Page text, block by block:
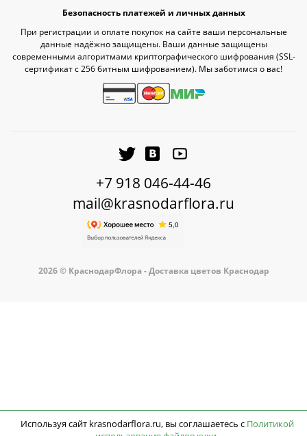
Используя сайт krasnodarflora.ru, вы соглашаетесь с Политикой
Безопасность платежей и личных данных
При регистрации и оплате покупок на сайте ваши персональные
данные надёжно защищены. Ваши данные защищены
современными алгоритмами криптографического шифрования (SSL-
сертификат c 256 битным шифрованием). Мы заботимся о вас!
+7 918 046-44-46
mail@krasnodarflora.ru
2026 © КраснодарФлора - Доставка цветов Краснодар